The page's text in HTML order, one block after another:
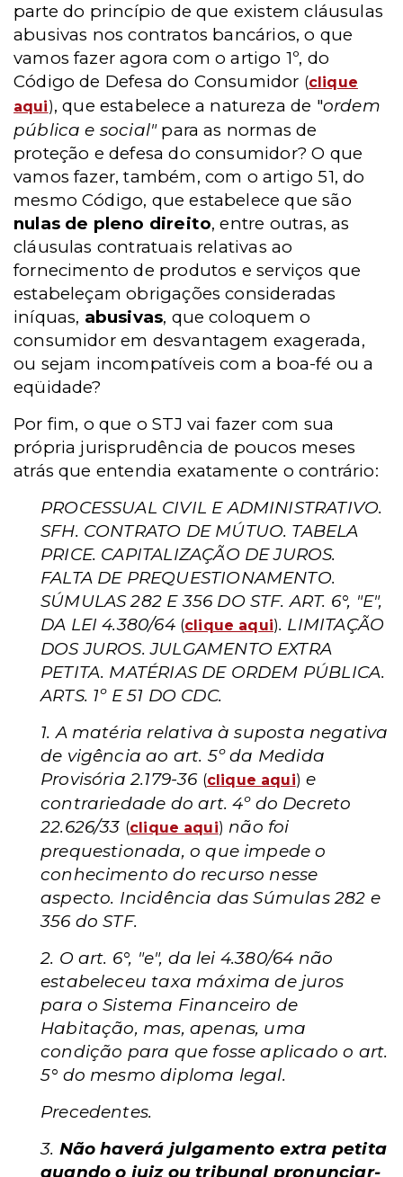
parte do princípio de que existem cláusulas
abusivas nos contratos bancários, o que
vamos fazer agora com o artigo 1º, do
Código de Defesa do Consumidor (clique
aqui), que estabelece a natureza de "ordem
pública e social" para as normas de
proteção e defesa do consumidor? O que
vamos fazer, também, com o artigo 51, do
mesmo Código, que estabelece que são
nulas de pleno direito, entre outras, as
cláusulas contratuais relativas ao
fornecimento de produtos e serviços que
estabeleçam obrigações consideradas
iníquas, abusivas, que coloquem o
consumidor em desvantagem exagerada,
ou sejam incompatíveis com a boa-fé ou a
eqüidade?
Por fim, o que o STJ vai fazer com sua
própria jurisprudência de poucos meses
atrás que entendia exatamente o contrário:
PROCESSUAL CIVIL E ADMINISTRATIVO.
SFH. CONTRATO DE MÚTUO. TABELA
PRICE. CAPITALIZAÇÃO DE JUROS.
FALTA DE PREQUESTIONAMENTO.
SÚMULAS 282 E 356 DO STF. ART. 6°, "E",
DA LEI 4.380/64 (clique aqui). LIMITAÇÃO
DOS JUROS. JULGAMENTO EXTRA
PETITA. MATÉRIAS DE ORDEM PÚBLICA.
ARTS. 1º E 51 DO CDC.
1. A matéria relativa à suposta negativa
de vigência ao art. 5º da Medida
Provisória 2.179-36 (clique aqui) e
contrariedade do art. 4º do Decreto
22.626/33 (clique aqui) não foi
prequestionada, o que impede o
conhecimento do recurso nesse
aspecto. Incidência das Súmulas 282 e
356 do STF.
2. O art. 6°, "e", da lei 4.380/64 não
estabeleceu taxa máxima de juros
para o Sistema Financeiro de
Habitação, mas, apenas, uma
condição para que fosse aplicado o art.
5° do mesmo diploma legal.
Precedentes.
3. Não haverá julgamento extra petita
quando o juiz ou tribunal pronunciar-